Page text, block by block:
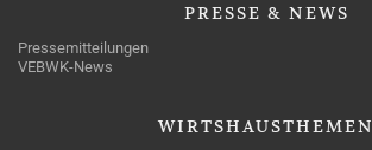
PRESSE & NEWS
Pressemitteilungen
VEBWK-News
WIRTSHAUSTHEMEN